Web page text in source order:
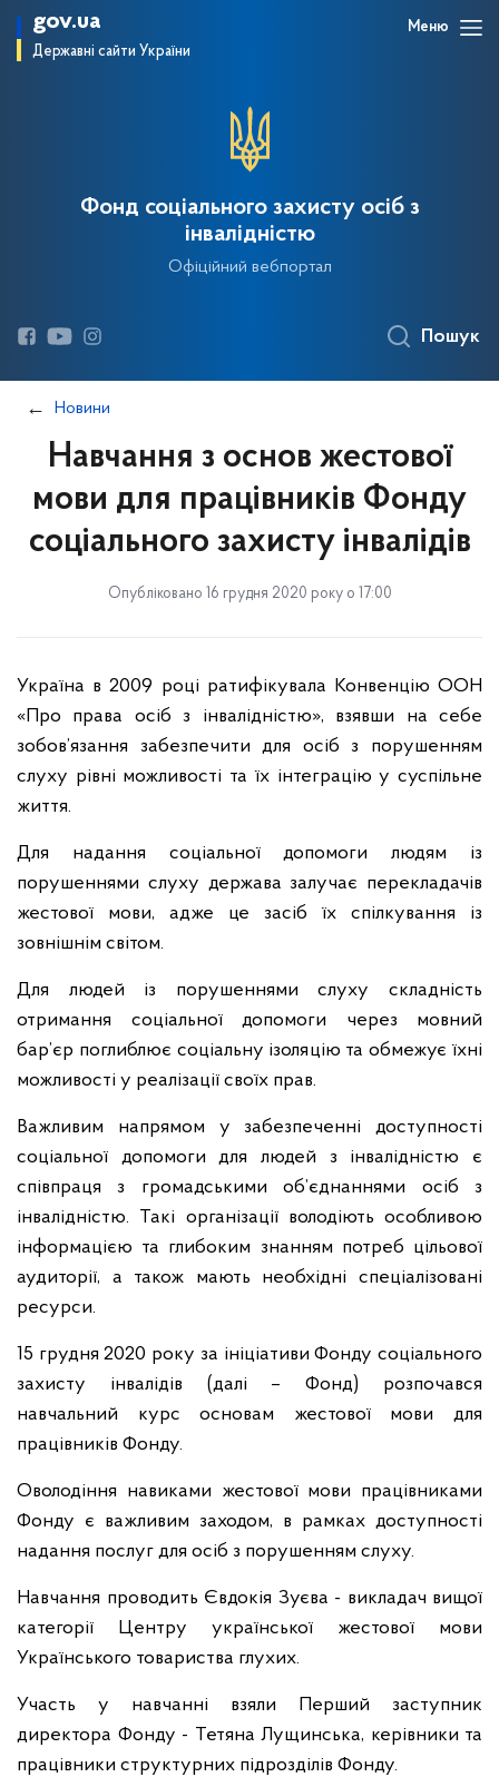
gov.ua
Державні сайти України
Меню
Фонд соціального захисту осіб з
інвалідністю
Офіційний вебпортал
Пошук
Новини
Навчання з основ жестової
мови для працівників Фонду
соціального захисту інвалідів
Опубліковано 16 грудня 2020 року о 17:00
Україна в 2009 році ратифікувала Конвенцію ООН
«Про права осіб з інвалідністю», взявши на себе
зобов’язання забезпечити для осіб з порушенням
слуху рівні можливості та їх інтеграцію у суспільне
життя.
Для надання соціальної допомоги людям із
порушеннями слуху держава залучає перекладачів
жестової мови, адже це засіб їх спілкування із
зовнішнім світом.
Для людей із порушеннями слуху складність
отримання соціальної допомоги через мовний
бар’єр поглиблює соціальну ізоляцію та обмежує їхні
можливості у реалізації своїх прав.
Важливим напрямом у забезпеченні доступності
соціальної допомоги для людей з інвалідністю є
співпраця з громадськими об’єднаннями осіб з
інвалідністю. Такі організації володіють особливою
інформацією та глибоким знанням потреб цільової
аудиторії, а також мають необхідні спеціалізовані
ресурси.
15 грудня 2020 року за ініціативи Фонду соціального
захисту інвалідів (далі – Фонд) розпочався
навчальний курс основам жестової мови для
працівників Фонду.
Оволодіння навиками жестової мови працівниками
Фонду є важливим заходом, в рамках доступності
надання послуг для осіб з порушенням слуху.
Навчання проводить Євдокія Зуєва - викладач вищої
категорії Центру української жестової мови
Українського товариства глухих.
Участь у навчанні взяли Перший заступник
директора Фонду - Тетяна Лущинська, керівники та
працівники структурних підрозділів Фонду.